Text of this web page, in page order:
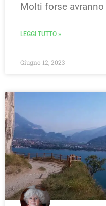
Molti forse avranno
LEGGI TUTTO »
Giugno 12, 2023